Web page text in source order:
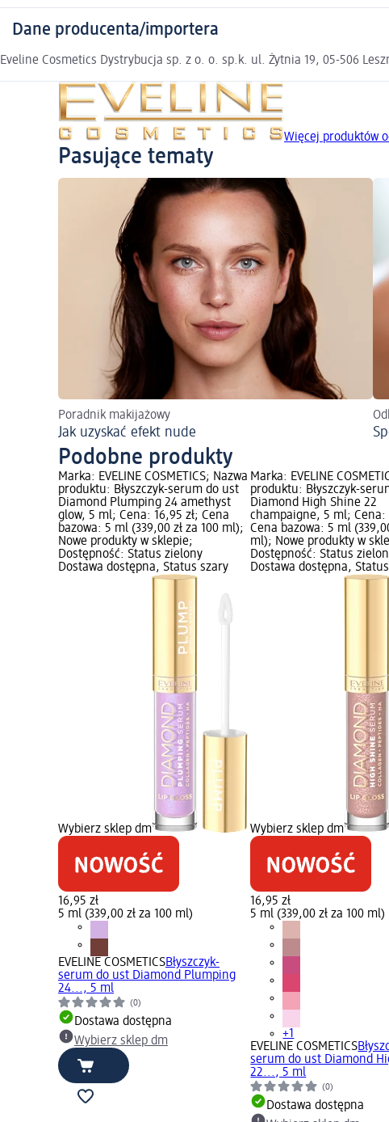
Dane producenta/importera
Eveline Cosmetics Dystrybucja sp. z o. o. sp.k. ul. Żytnia 19, 05-506
Więcej produktów
Pasujące tematy
Poradnik makijażowy
Jak uzyskać efekt nude
Podobne produkty
Marka: EVELINE COSMETICS; Nazwa
produktu: Błyszczyk-serum do ust
Diamond Plumping 24 amethyst
glow, 5 ml; Cena: 16,95 zł; Cena
bazowa: 5 ml (339,00 zł za 100 ml);
Nowe produkty w sklepie;
Dostępność: Status zielony
Dostawa dostępna, Status szary
Wybierz sklep dm
16,95 zł
5 ml (339,00 zł za 100 ml)
EVELINE COSMETICSBłyszczyk-
serum do ust Diamond Plumping
24..., 5 ml
(0)
Dostawa dostępna
Wybierz sklep dm
Marka: EVELINE
produktu: Błyszczyk-
Diamond High Shine 22
champaigne, 5 ml; Cena:
Cena bazowa: 5 ml
ml); Nowe produkty w
Dostępność: Status
Dostawa dostępna,
Wybierz sklep dm
16,95 zł
5 ml (339,00 zł za 100 ml)
+1
EVELINE COSMETICS
serum do ust Diamond
22..., 5 ml
(0)
Dostawa dostępna